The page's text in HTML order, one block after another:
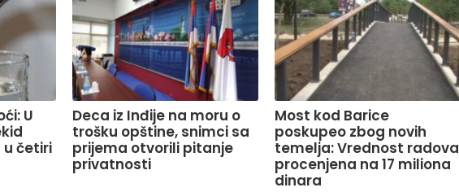
U
četiri
Deca iz Inđije na moru o
trošku opštine, snimci sa
prijema otvorili pitanje
privatnosti
Most kod Barice
poskupeo zbog novih
temelja: Vrednost radova
procenjena na 17 miliona
dinara